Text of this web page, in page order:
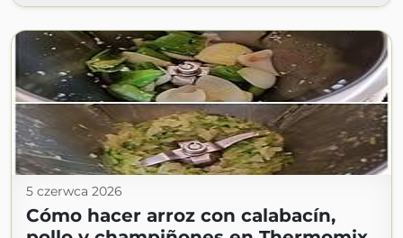
5 czerwca 2026
Cómo hacer arroz con calabacín,